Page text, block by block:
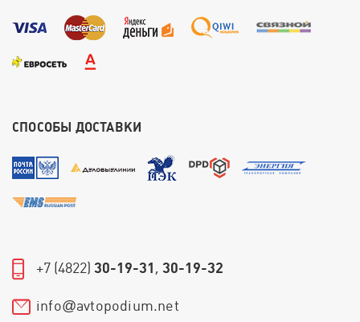
СПОСОБЫ ДОСТАВКИ
+7 (4822) 30-19-31, 30-19-32
info@avtopodium.net